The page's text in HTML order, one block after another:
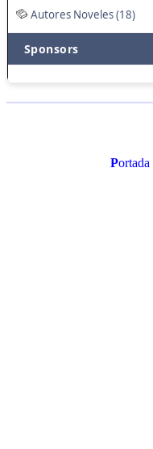
Autores Noveles (18)
Sponsors
Portada|